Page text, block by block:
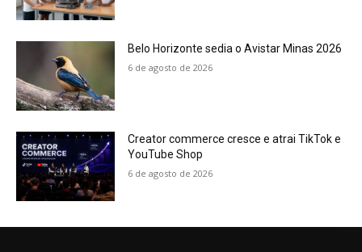
Belo Horizonte sedia o Avistar Minas 2026
6 de agosto de 2026
Creator commerce cresce e atrai TikTok e
YouTube Shop
6 de agosto de 2026